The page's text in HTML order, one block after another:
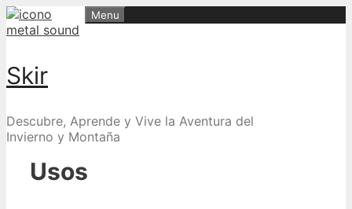
Skip
to
Skir
Descubre, Aprende y Vive la Aventura del
Invierno y Montaña
Menu
Usos